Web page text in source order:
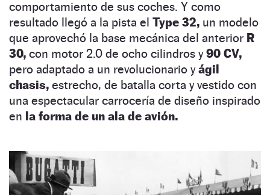
comportamiento de sus coches. Y como
resultado llegó a la pista el Type 32, un modelo
que aprovechó la base mecánica del anterior R
30, con motor 2.0 de ocho cilindros y90 CV,
pero adaptado a un revolucionario yágil
chasis, estrecho, de batalla corta y vestido con
una espectacular carrocería de diseño inspirado
en la forma de un ala de avión.